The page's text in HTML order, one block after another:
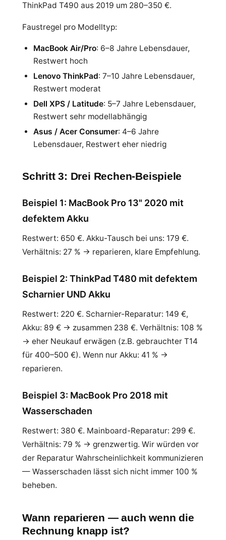
ThinkPad T490 aus 2019 um 280–350 €.
Faustregel pro Modelltyp:
MacBook Air/Pro: 6–8 Jahre Lebensdauer,
Restwert hoch
Lenovo ThinkPad: 7–10 Jahre Lebensdauer,
Restwert moderat
Dell XPS / Latitude: 5–7 Jahre Lebensdauer,
Restwert sehr modellabhängig
Asus / Acer Consumer: 4–6 Jahre
Lebensdauer, Restwert eher niedrig
Schritt 3: Drei Rechen-Beispiele
Beispiel 1: MacBook Pro 13" 2020 mit
defektem Akku
Restwert: 650 €. Akku-Tausch bei uns: 179 €.
Verhältnis: 27 % → reparieren, klare Empfehlung.
Beispiel 2: ThinkPad T480 mit defektem
Scharnier UND Akku
Restwert: 220 €. Scharnier-Reparatur: 149 €,
Akku: 89 € → zusammen 238 €. Verhältnis: 108 %
→ eher Neukauf erwägen (z.B. gebrauchter T14
für 400–500 €). Wenn nur Akku: 41 % →
reparieren.
Beispiel 3: MacBook Pro 2018 mit
Wasserschaden
Restwert: 380 €. Mainboard-Reparatur: 299 €.
Verhältnis: 79 % → grenzwertig. Wir würden vor
der Reparatur Wahrscheinlichkeit kommunizieren
— Wasserschaden lässt sich nicht immer 100 %
beheben.
Wann reparieren — auch wenn die
Rechnung knapp ist?